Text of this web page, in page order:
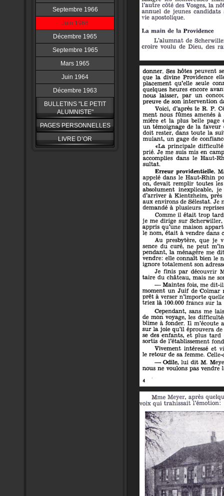
Septembre 1966
Juin 1966
Décembre 1965
Septembre 1965
Mars 1965
Juin 1964
Décembre 1963
BULLETINS "LE PETIT
ALUMNISTE"
PAGES PERSONNELLES
LIVRE D’OR